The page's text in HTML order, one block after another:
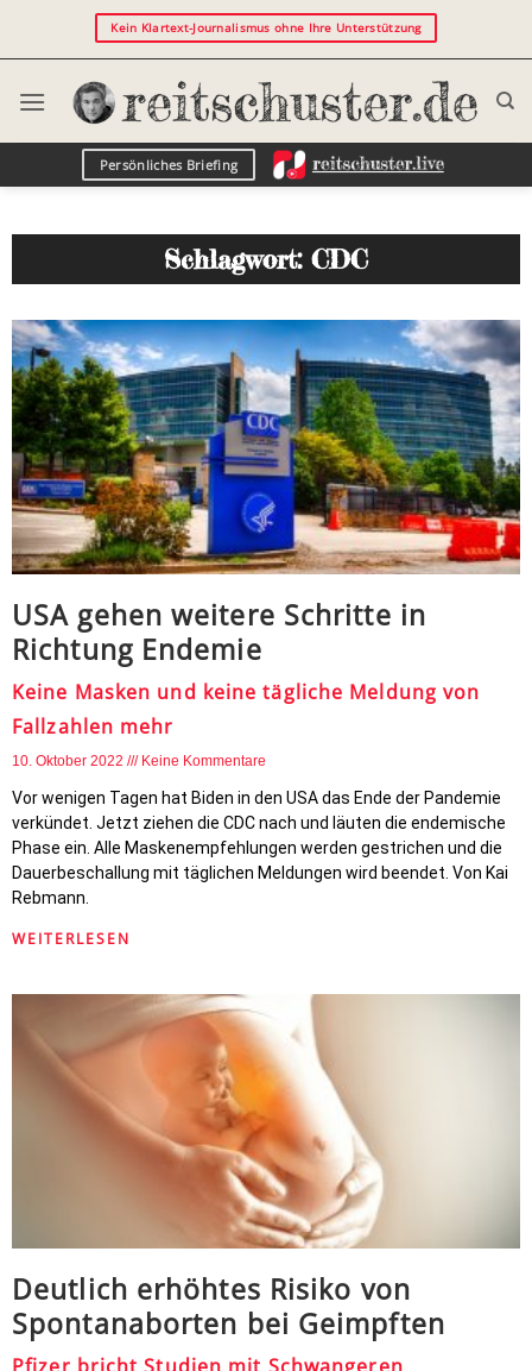
Kein Klartext-Journalismus ohne Ihre Unterstützung
Persönliches Briefing
Schlagwort: CDC
USA gehen weitere Schritte in
Richtung Endemie
Keine Masken und keine tägliche Meldung von
Fallzahlen mehr
10. Oktober 2022 Keine Kommentare
Vor wenigen Tagen hat Biden in den USA das Ende der Pandemie
verkündet. Jetzt ziehen die CDC nach und läuten die endemische
Phase ein. Alle Maskenempfehlungen werden gestrichen und die
Dauerbeschallung mit täglichen Meldungen wird beendet. Von Kai
Rebmann.
WEITERLESEN
Deutlich erhöhtes Risiko von
Spontanaborten bei Geimpften